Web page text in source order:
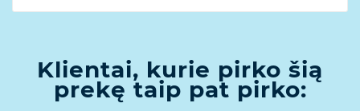
Klientai, kurie pirko šią
prekę taip pat pirko: